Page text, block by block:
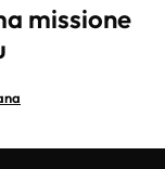
missione